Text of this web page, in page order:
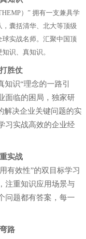
）” 拥有一支兼具学
囊括清华、北大等顶级
实战名师。汇聚中国顶
识、真知识。
胜仗
知识“理念的一路引
面临的困局， 独家研
解决企业关键问题的实
习实战高效的企业经
实战
有效性”的双目标学习
注重知识应用场景与
问题都有答案，每一
路